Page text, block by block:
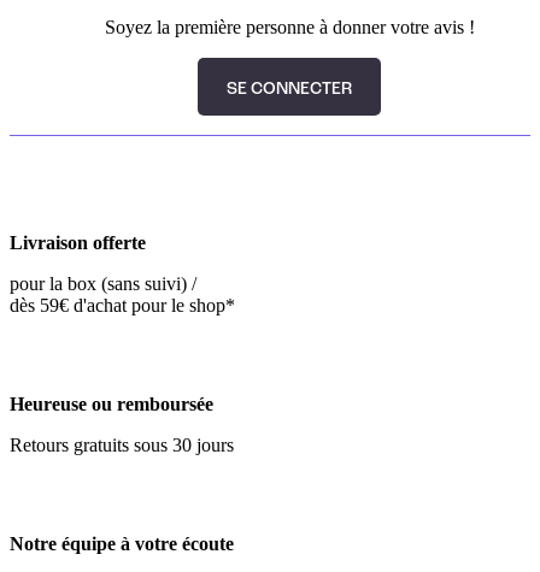
Soyez la première personne à donner votre avis !
SE CONNECTER
Livraison offerte
pour la box (sans suivi) /
dès 59€ d'achat pour le shop*
Heureuse ou remboursée
Retours gratuits sous 30 jours
Notre équipe à votre écoute